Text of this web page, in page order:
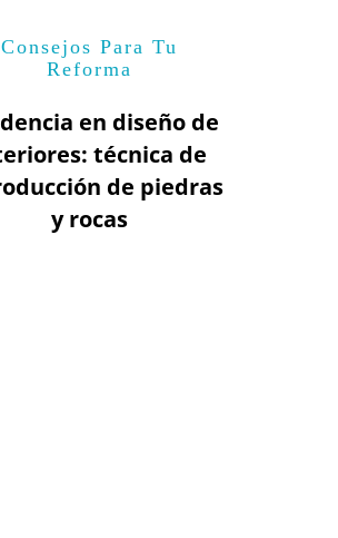
Consejos Para Tu
Reforma
en diseño de
técnica de
de piedras
y rocas